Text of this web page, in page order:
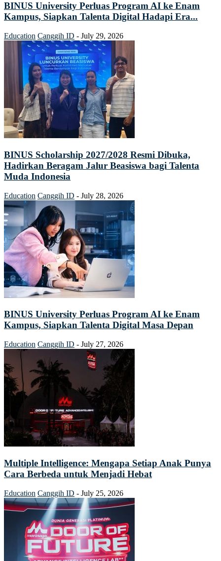
BINUS University Perluas Program AI ke Enam
Kampus, Siapkan Talenta Digital Hadapi Era...
Education Canggih ID - July 29, 2026
BINUS Scholarship 2027/2028 Resmi Dibuka,
Hadirkan Beragam Jalur Beasiswa bagi Talenta
Muda Indonesia
Education Canggih ID - July 28, 2026
BINUS University Perluas Program AI ke Enam
Kampus, Siapkan Talenta Digital Masa Depan
Education Canggih ID - July 27, 2026
Multiple Intelligence: Mengapa Setiap Anak Punya
Cara Berbeda untuk Menjadi Hebat
Education Canggih ID - July 25, 2026